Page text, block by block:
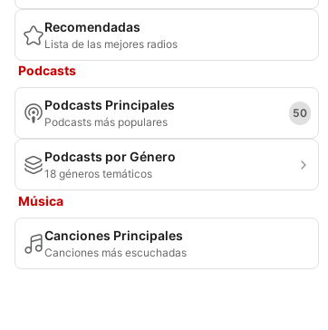
Recomendadas
Lista de las mejores radios
Podcasts
Podcasts Principales
Podcasts más populares
50
Podcasts por Género
18 géneros temáticos
Música
Canciones Principales
Canciones más escuchadas